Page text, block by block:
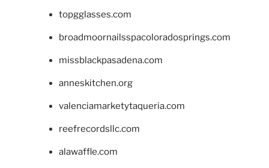
topgglasses.com
broadmoornailsspacoloradosprings.com
missblackpasadena.com
anneskitchen.org
valenciamarketytaqueria.com
reefrecordsllc.com
alawaffle.com